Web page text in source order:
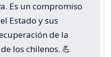
Es un compromiso
Estado y sus
de la
los chilenos. 💪